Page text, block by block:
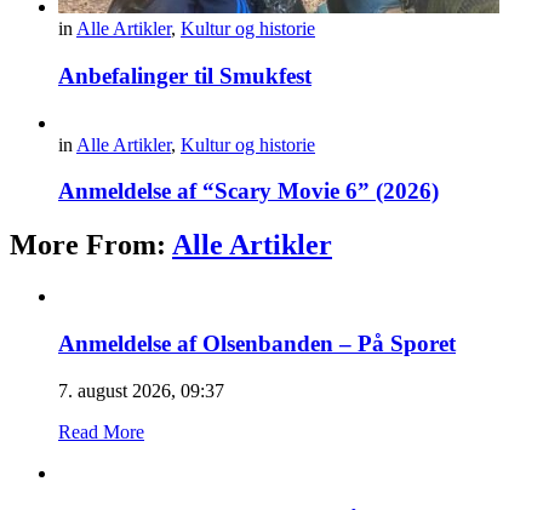
in Alle Artikler, Kultur og historie
Anbefalinger til Smukfest
in Alle Artikler, Kultur og historie
Anmeldelse af “Scary Movie 6” (2026)
More From: Alle Artikler
Anmeldelse af Olsenbanden – På Sporet
7. august 2026, 09:37
Read More